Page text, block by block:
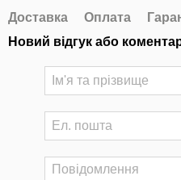
Доставка Оплата
Новий відгук або